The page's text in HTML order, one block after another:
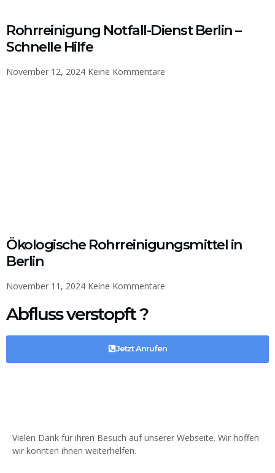
Rohrreinigung Notfall-Dienst Berlin –
Schnelle Hilfe
November 12, 2024 Keine Kommentare
Ökologische Rohrreinigungsmittel in
Berlin
November 11, 2024 Keine Kommentare
Abfluss verstopft ?
Jetzt Anrufen
Vielen Dank für ihren Besuch auf unserer Webseite. Wir hoffen
wir konnten ihnen weiterhelfen.